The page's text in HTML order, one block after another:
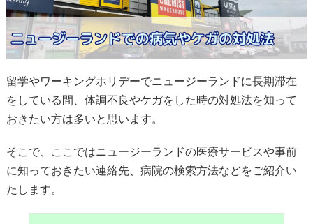
留学やワーキングホリデーでニュージーランドに長期滞在
をしている間、体調不良やケガをした時の対処法を知って
おきたい方は多いと思います。
そこで、ここではニュージーランドの医療サービスや事前
に知っておきたい連絡先、病院の検索方法などをご紹介い
たします。